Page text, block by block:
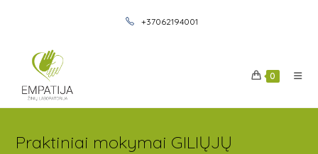
+37062194001
0
Praktiniai mokymai GILIŲJŲ